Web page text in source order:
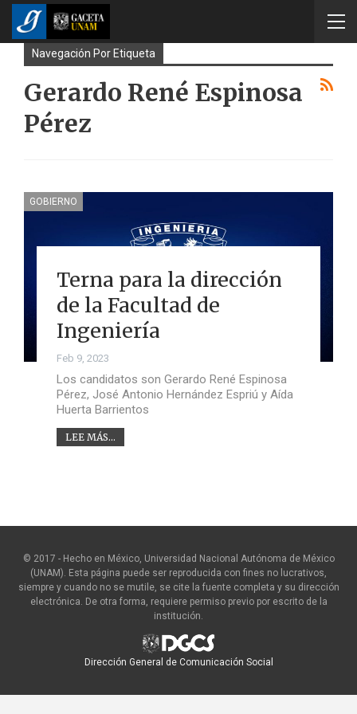
Navegación Por Etiqueta
Gerardo René Espinosa
Pérez
GOBIERNO
Terna para la dirección
de la Facultad de
Ingeniería
Feb 9, 2023
Los candidatos son Gerardo René Espinosa
Pérez, José Antonio Hernández Espriú y Aída
Huerta Barrientos
LEE MÁS...
© 2017 - Hecho en México, Universidad Nacional Autónoma de México
(UNAM). Esta página puede ser reproducida con fines no lucrativos,
siempre y cuando no se mutile, se cite la fuente completa y su dirección
electrónica. De otra forma, requiere permiso previo por escrito de la
institución.
Dirección General de Comunicación Social